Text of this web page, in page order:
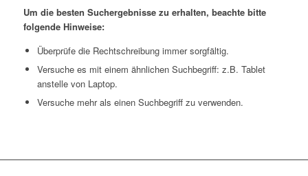
Um die besten Suchergebnisse zu erhalten, beachte bitte
folgende Hinweise:
Überprüfe die Rechtschreibung immer sorgfältig.
Versuche es mit einem ähnlichen Suchbegriff: z.B. Tablet
anstelle von Laptop.
Versuche mehr als einen Suchbegriff zu verwenden.